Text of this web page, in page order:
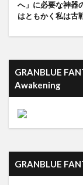
へ」に必要な神器
はともかく私は古
GRANBLUE
Awakening
GRANBLUE